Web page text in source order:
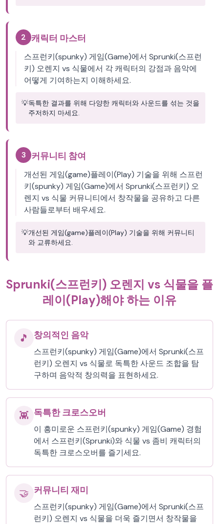
2 캐릭터 마스터
스프런키(spunky) 게임(Game)에서 Sprunki(스프런
키) 오렌지 vs 식물에서 각 캐릭터의 강점과 음악에
어떻게 기여하는지 이해하세요.
💡독특한 결과를 위해 다양한 캐릭터와 사운드를 섞는 것을
주저하지 마세요.
3 커뮤니티 참여
개선된 게임(game)플레이(Play) 기술을 위해 스프런
키(spunky) 게임(Game)에서 Sprunki(스프런키) 오
렌지 vs 식물 커뮤니티에서 창작물을 공유하고 다른
사람들로부터 배우세요.
💡개선된 게임(game)플레이(Play) 기술을 위해 커뮤니티
와 교류하세요.
Sprunki(스프런키) 오렌지 vs 식물을 플
레이(Play)해야 하는 이유
🎵 창의적인 음악
스프런키(spunky) 게임(Game)에서 Sprunki(스프
런키) 오렌지 vs 식물로 독특한 사운드 조합을 탐
구하며 음악적 창의력을 표현하세요.
👾 독특한 크로스오버
이 흥미로운 스프런키(spunky) 게임(Game) 경험
에서 스프런키(Sprunki)와 식물 vs 좀비 캐릭터의
독특한 크로스오버를 즐기세요.
🤝 커뮤니티 재미
스프런키(spunky) 게임(Game)에서 Sprunki(스프
런키) 오렌지 vs 식물을 더욱 즐기면서 창작물을